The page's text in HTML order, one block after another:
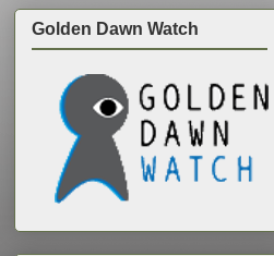
Golden Dawn Watch